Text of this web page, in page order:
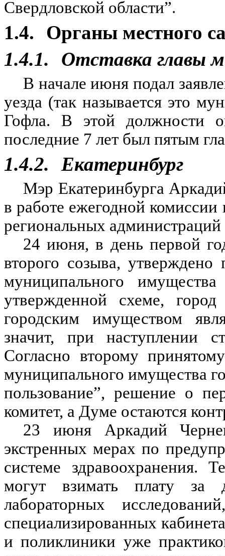
Свердловской области”.
1.4.
Органы местного
1.4.1.
Отставка главы
В начале июня подал
уезда (так называется это
Гофла. В этой должности
последние 7 лет был пятым
1.4.2. Екатеринбург
Мэр Екатеринбурга
в работе ежегодной
региональных
24 июня, в день первой
второго созыва,
муниципального
утвержденной схеме,
городским имуществом
значит, при наступлении
Согласно второму
муниципального имущества
пользование”, решение о
комитет, а Думе остаются
23 июня Аркадий
экстренных мерах по
системе здравоохранения.
могут взимать плату за
лабораторных
специализированных
и поликлиники уже